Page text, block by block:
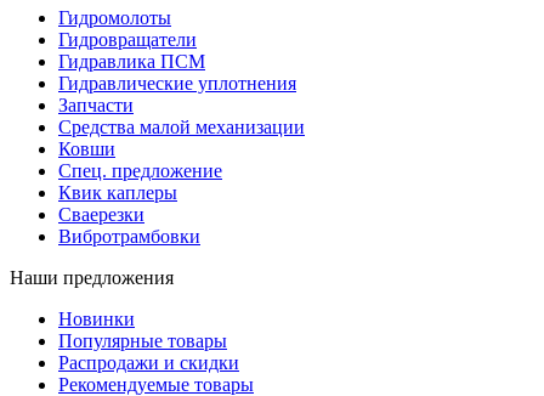
Гидромолоты
Гидровращатели
Гидравлика ПСМ
Гидравлические уплотнения
Запчасти
Средства малой механизации
Ковши
Спец. предложение
Квик каплеры
Сваерезки
Вибротрамбовки
Наши предложения
Новинки
Популярные товары
Распродажи и скидки
Рекомендуемые товары